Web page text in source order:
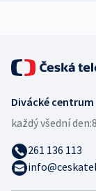
Divácké centrum
každý všední den:
261 136 113